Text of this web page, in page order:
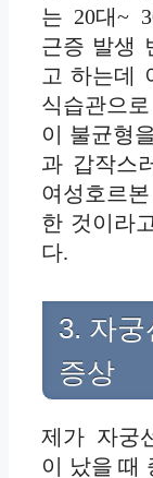
는 20대~
근증 발생
고 하는데
식습관으
이 불균형
과 갑작스
여성호르
한 것이라
다.
3. 자궁
증상
제가 자궁
이 났을 때